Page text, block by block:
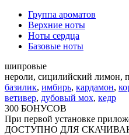
Группа ароматов
Верхние ноты
Ноты сердца
Базовые ноты
шипровые
нероли, сицилийский лимон,
базилик, имбирь, кардамон,
ветивер, дубовый мох, кедр
300 БОНУСОВ
При первой установке
ДОСТУПНО ДЛЯ